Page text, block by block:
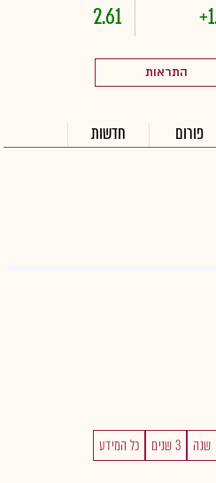
2.61
התראות
פורום חדשות
שנה 3 שנים כל המידע